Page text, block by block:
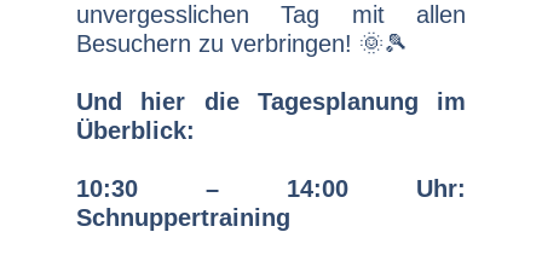
unvergesslichen Tag mit allen
Besuchern zu verbringen! 🌞🎾
Und hier die Tagesplanung im
Überblick:
10:30 – 14:00 Uhr:
Schnuppertraining